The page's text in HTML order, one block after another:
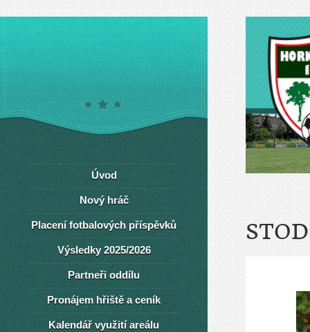
Úvod
Nový hráč
Placení fotbalových příspěvků
Výsledky 2025/2026
Partneři oddílu
Pronájem hřiště a ceník
Kalendář využití areálu